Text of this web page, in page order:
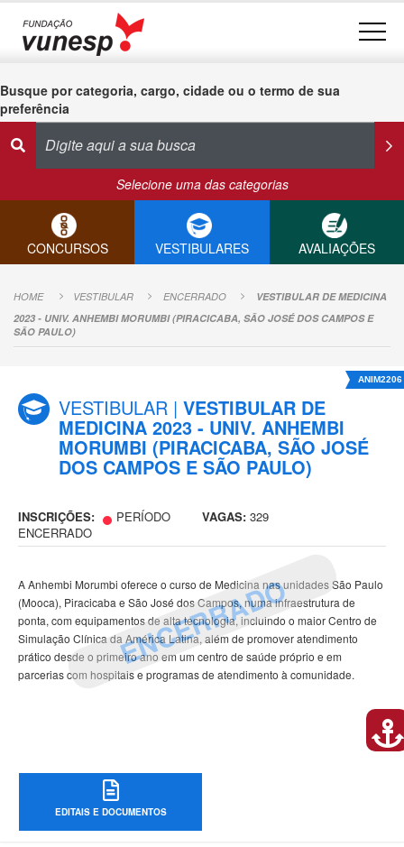
Busque por categoria, cargo, cidade ou o termo de sua
preferência
Selecione uma das categorias
CONCURSOS VESTIBULARES AVALIAÇÕES
HOME VESTIBULAR ENCERRADO
VESTIBULAR DE MEDICINA
2023 - UNIV. ANHEMBI MORUMBI (PIRACICABA, SÃO JOSÉ DOS CAMPOS E
SÃO PAULO)
ANIM2206
VESTIBULAR | VESTIBULAR DE
MEDICINA 2023 - UNIV. ANHEMBI
MORUMBI (PIRACICABA, SÃO JOSÉ
DOS CAMPOS E SÃO PAULO)
INSCRIÇÕES:
PERÍODO
ENCERRADO
VAGAS: 329
ENCERRADO
A Anhembi Morumbi oferece o curso de Medicina nas unidades São Paulo
(Mooca), Piracicaba e São José dos Campos, numa infraestrutura de
ponta, com equipamentos de alta tecnologia, incluindo o maior Centro de
Simulação Clínica da América Latina, além de promover atendimento
prático desde o primeiro ano em um centro de saúde próprio e em
parcerias com hospitais e programas de atendimento à comunidade.
EDITAIS E DOCUMENTOS